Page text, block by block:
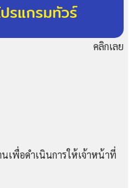
รแกรมทัวร์
เพื่อดำเนินการให้เจ้าหน้าที่